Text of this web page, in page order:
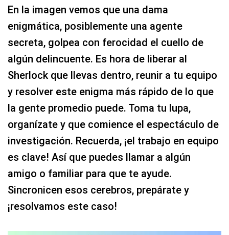
En la imagen vemos que una dama
enigmática, posiblemente una agente
secreta, golpea con ferocidad el cuello de
algún delincuente. Es hora de liberar al
Sherlock que llevas dentro, reunir a tu equipo
y resolver este enigma más rápido de lo que
la gente promedio puede. Toma tu lupa,
organízate y que comience el espectáculo de
investigación. Recuerda, ¡el trabajo en equipo
es clave! Así que puedes llamar a algún
amigo o familiar para que te ayude.
Sincronicen esos cerebros, prepárate y
¡resolvamos este caso!